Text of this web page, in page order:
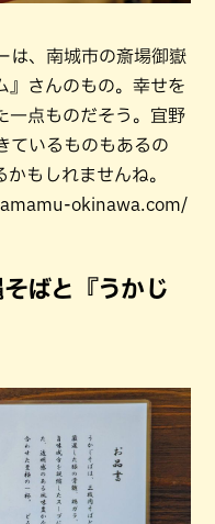
は、南城市の斎場御嶽
』さんのもの。幸せを
一点ものだそう。宜野
ているものもあるの
もしれませんね。
okinawa.com/
ばと『うかじ